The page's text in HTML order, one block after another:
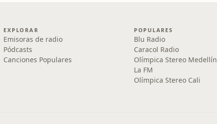
EXPLORAR
Emisoras de radio
Pódcasts
Canciones Populares
POPULARES
Blu Radio
Caracol Radio
Olímpica Stereo Medellín
La FM
Olímpica Stereo Cali